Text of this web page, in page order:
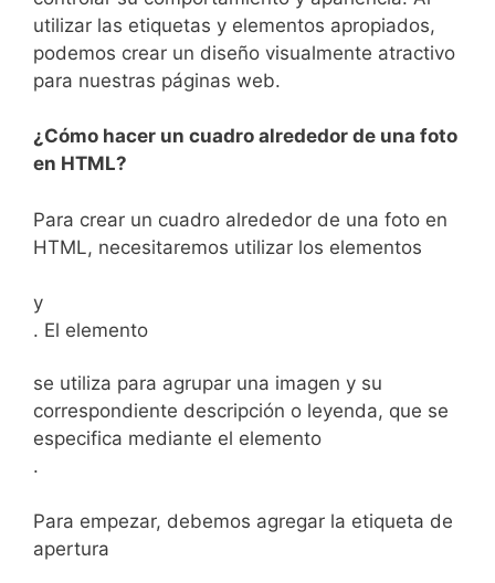
utilizar⁤ las etiquetas y⁣ elementos apropiados,
podemos crear un diseño visualmente atractivo
para nuestras páginas web.
¿Cómo hacer un​ cuadro alrededor de una foto ​
en HTML?
Para crear un cuadro alrededor de una foto en
‌HTML,⁤ necesitaremos utilizar los elementos
y
. El elemento
se utiliza para agrupar una imagen y su
⁢correspondiente descripción o leyenda, que se
especifica mediante ‌el elemento
.
Para empezar, ‌debemos⁢ agregar la etiqueta de
⁤apertura